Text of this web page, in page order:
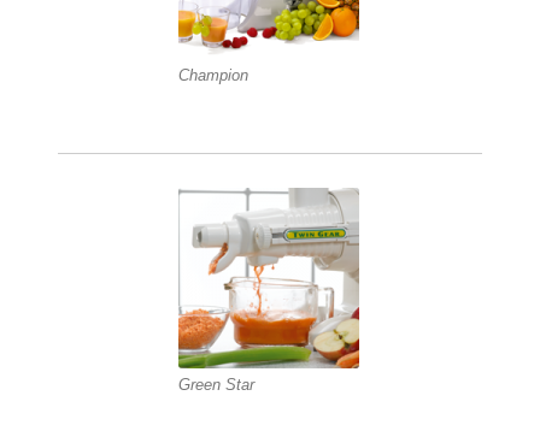
Champion
Green Star